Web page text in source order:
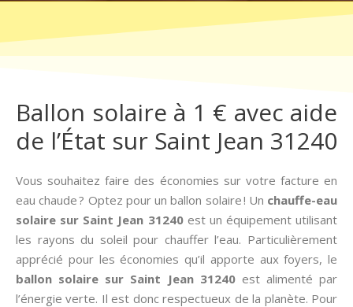
Ballon solaire à 1 € avec aide
de l’État sur Saint Jean 31240
Vous souhaitez faire des économies sur votre facture en
eau chaude ? Optez pour un ballon solaire ! Un chauffe-eau
solaire sur Saint Jean 31240est un équipement utilisant
les rayons du soleil pour chauffer l’eau. Particulièrement
apprécié pour les économies qu’il apporte aux foyers, le
ballon solaire sur Saint Jean 31240 est alimenté par
l’énergie verte. Il est donc respectueux de la planète. Pour